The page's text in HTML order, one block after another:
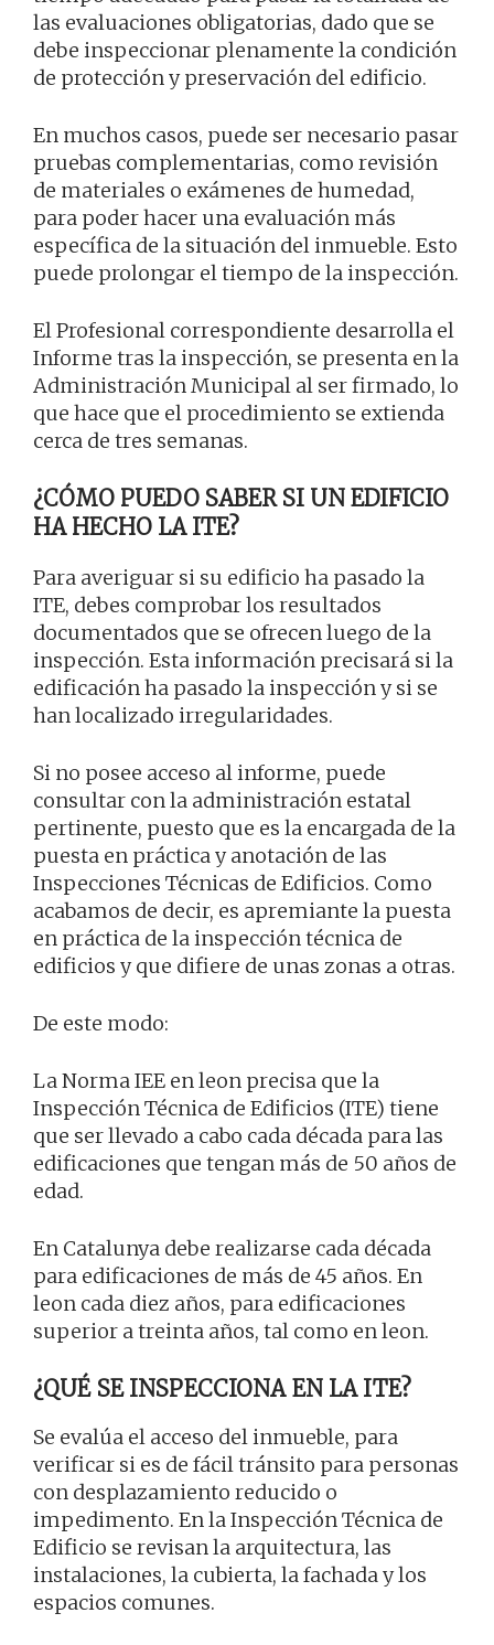
las evaluaciones obligatorias, dado que se
debe inspeccionar plenamente la condición
de protección y preservación del edificio.
En muchos casos, puede ser necesario pasar
pruebas complementarias, como revisión
de materiales o exámenes de humedad,
para poder hacer una evaluación más
específica de la situación del inmueble. Esto
puede prolongar el tiempo de la inspección.
El Profesional correspondiente desarrolla el
Informe tras la inspección, se presenta en la
Administración Municipal al ser firmado, lo
que hace que el procedimiento se extienda
cerca de tres semanas.
¿CÓMO PUEDO SABER SI UN EDIFICIO
HA HECHO LA ITE?
Para averiguar si su edificio ha pasado la
ITE, debes comprobar los resultados
documentados que se ofrecen luego de la
inspección. Esta información precisará si la
edificación ha pasado la inspección y si se
han localizado irregularidades.
Si no posee acceso al informe, puede
consultar con la administración estatal
pertinente, puesto que es la encargada de la
puesta en práctica y anotación de las
Inspecciones Técnicas de Edificios. Como
acabamos de decir, es apremiante la puesta
en práctica de la inspección técnica de
edificios y que difiere de unas zonas a otras.
De este modo:
La Norma IEE en leon precisa que la
Inspección Técnica de Edificios (ITE) tiene
que ser llevado a cabo cada década para las
edificaciones que tengan más de 50 años de
edad.
En Catalunya debe realizarse cada década
para edificaciones de más de 45 años. En
leon cada diez años, para edificaciones
superior a treinta años, tal como en leon.
¿QUÉ SE INSPECCIONA EN LA ITE?
Se evalúa el acceso del inmueble, para
verificar si es de fácil tránsito para personas
con desplazamiento reducido o
impedimento. En la Inspección Técnica de
Edificio se revisan la arquitectura, las
instalaciones, la cubierta, la fachada y los
espacios comunes.